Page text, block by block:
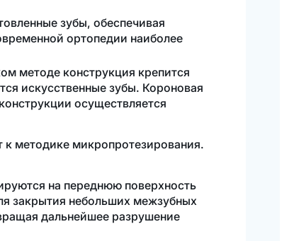
зубы, обеспечивая
ортопедии наиболее
методе конструкция крепится
искусственные зубы. Короновая
осуществляется
к методике микропротезирования.
на переднюю поверхность
закрытия небольших межзубных
дальнейшее разрушение